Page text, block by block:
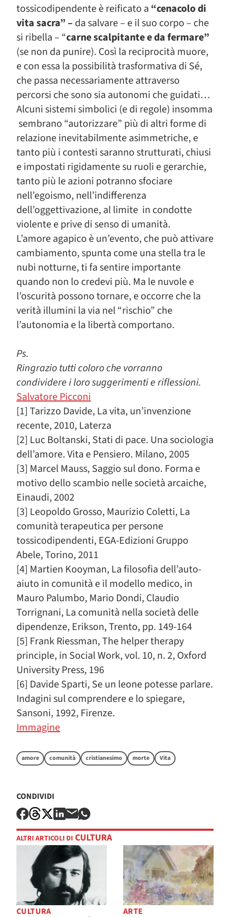
tossicodipendente è reificato a “cenacolo di
vita sacra” – da salvare – e il suo corpo – che
si ribella – “carne scalpitante e da fermare”
(se non da punire). Così la reciprocità muore,
e con essa la possibilità trasformativa di Sé,
che passa necessariamente attraverso
percorsi che sono sia autonomi che guidati…
Alcuni sistemi simbolici (e di regole) insomma
sembrano “autorizzare” più di altri forme di
relazione inevitabilmente asimmetriche, e
tanto più i contesti saranno strutturati, chiusi
e impostati rigidamente su ruoli e gerarchie,
tanto più le azioni potranno sfociare
nell’egoismo, nell’indifferenza
dell’oggettivazione, al limite in condotte
violente e prive di senso di umanità.
L’amore agapico è un’evento, che può attivare
cambiamento, spunta come una stella tra le
nubi notturne, ti fa sentire importante
quando non lo credevi più. Ma le nuvole e
l’oscurità possono tornare, e occorre che la
verità illumini la via nel “rischio” che
l’autonomia e la libertà comportano.
Ps.
Ringrazio tutti coloro che vorranno
condividere i loro suggerimenti e riflessioni.
Salvatore Picconi
[1] Tarizzo Davide, La vita, un’invenzione
recente, 2010, Laterza
[2] Luc Boltanski, Stati di pace. Una sociologia
dell’amore. Vita e Pensiero. Milano, 2005
[3] Marcel Mauss, Saggio sul dono. Forma e
motivo dello scambio nelle società arcaiche,
Einaudi, 2002
[3] Leopoldo Grosso, Maurizio Coletti, La
comunità terapeutica per persone
tossicodipendenti, EGA-Edizioni Gruppo
Abele, Torino, 2011
[4] Martien Kooyman, La filosofia dell’auto-
aiuto in comunità e il modello medico, in
Mauro Palumbo, Mario Dondi, Claudio
Torrignani, La comunità nella società delle
dipendenze, Erikson, Trento, pp. 149-164
[5] Frank Riessman, The helper therapy
principle, in Social Work, vol. 10, n. 2, Oxford
University Press, 196
[6] Davide Sparti, Se un leone potesse parlare.
Indagini sul comprendere e lo spiegare,
Sansoni, 1992, Firenze.
Immagine
amore comunità cristianesimo morte Vita
CONDIVIDI
ALTRI ARTICOLI DI CULTURA
CULTURA ARTE